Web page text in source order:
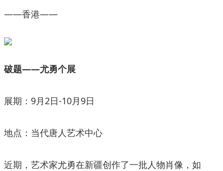
——香港——
破题——尤勇个展
展期：9月2日-10月9日
地点：当代唐人艺术中心
近期，艺术家尤勇在新疆创作了一批人物肖像，如